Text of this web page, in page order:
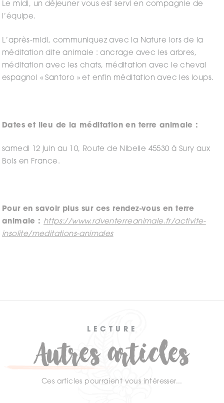
Le midi, un déjeuner vous est servi en compagnie de
l’équipe.
L’après-midi, communiquez avec la Nature lors de la
méditation dite animale : ancrage avec les arbres,
méditation avec les chats, méditation avec le cheval
espagnol « Santoro » et enfin méditation avec les loups.
Dates et lieu de la méditation en terre animale :
samedi 12 juin au 10, Route de Nibelle 45530 à Sury aux
Bois en France.
Pour en savoir plus sur ces rendez-vous en terre
animale : https://www.rdventerreanimale.fr/activite-
insolite/meditations-animales
LECTURE
Autres articles
Ces articles pourraient vous intéresser...